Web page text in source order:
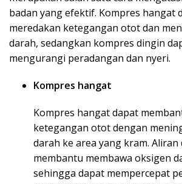
badan yang efektif. Kompres hangat
meredakan ketegangan otot dan
darah, sedangkan kompres dingin
mengurangi peradangan dan nyeri.
Kompres hangat
Kompres hangat dapat
ketegangan otot dengan
darah ke area yang kram.
membantu membawa oksigen
sehingga dapat mempercepat